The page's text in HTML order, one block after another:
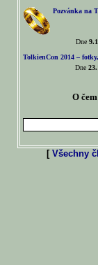
Pozvánka na
Dne
TolkienCon 2014 –
Dne
O
[ Všechny